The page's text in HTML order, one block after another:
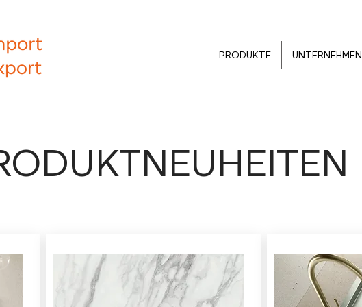
PRODUKTE UNTERNEHMEN